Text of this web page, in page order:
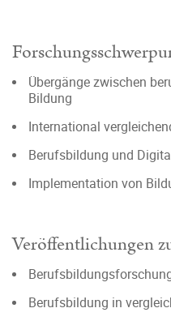
Übergänge zwischen
Bildung
International
Berufsbildung und
Implementation von
Veröffentlichungen
Berufsbildung in